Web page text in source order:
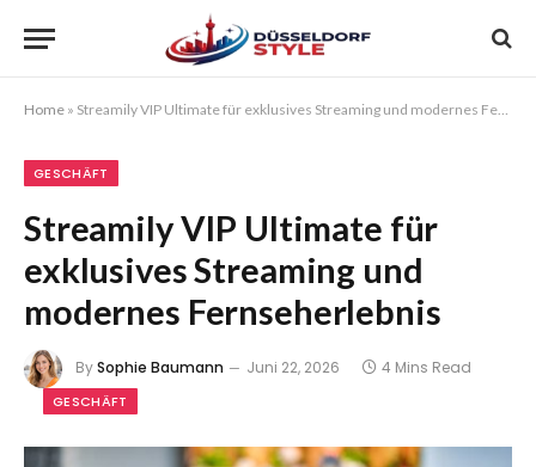
Home » Streamily VIP Ultimate für exklusives Streaming und modernes Fernseherlebnis
GESCHÄFT
Streamily VIP Ultimate für
exklusives Streaming und
modernes Fernseherlebnis
BySophie Baumann Juni 22, 2026 4 Mins Read
GESCHÄFT